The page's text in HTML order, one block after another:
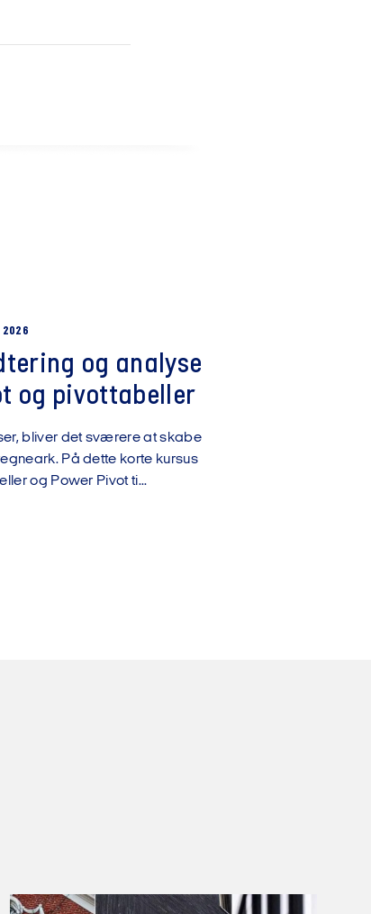
og analyse
og pivottabeller
bliver det sværere at skabe
På dette korte kursus
og Power Pivot ti...